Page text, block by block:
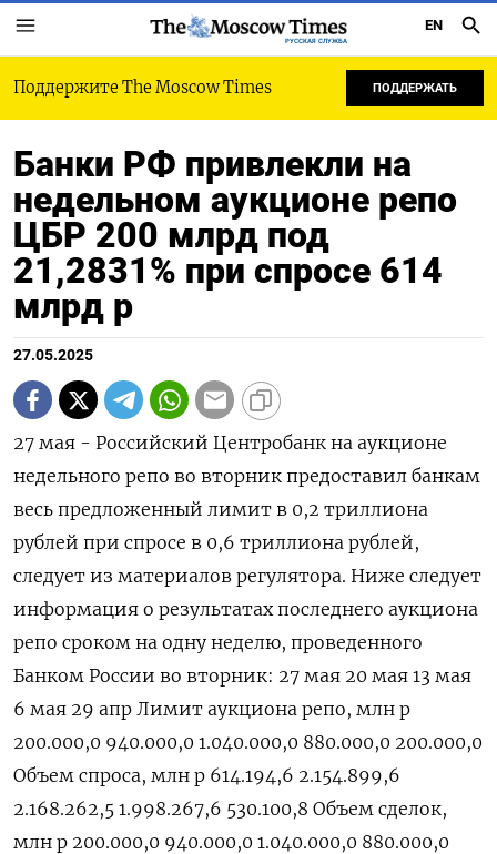
РУССКАЯ СЛУЖБА
EN
Поддержите The Moscow Times ПОДДЕРЖАТЬ
Банки РФ привлекли на
недельном аукционе репо
ЦБР 200 млрд под
21,2831% при спросе 614
млрд р
27.05.2025
27 мая - Российский Центробанк на аукционе
недельного репо во вторник предоставил банкам
весь предложенный лимит в 0,2 триллиона
рублей при спросе в 0,6 триллиона рублей,
следует из материалов регулятора. Ниже следует
информация о результатах последнего аукциона
репо сроком на одну неделю, проведенного
Банком России во вторник: 27 мая 20 мая 13 мая
6 мая 29 апр Лимит аукциона репо, млн р
200.000,0 940.000,0 1.040.000,0 880.000,0 200.000,0
Объем спроса, млн р 614.194,6 2.154.899,6
2.168.262,5 1.998.267,6 530.100,8 Объем сделок,
млн р 200.000,0 940.000,0 1.040.000,0 880.000,0